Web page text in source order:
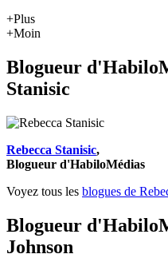
+Plus
+Moin
Blogueur
Stanisic
Rebecca Stanisic,
Blogueur d'HabiloMédias
Voyez tous les blogues de
Blogueur
Johnson